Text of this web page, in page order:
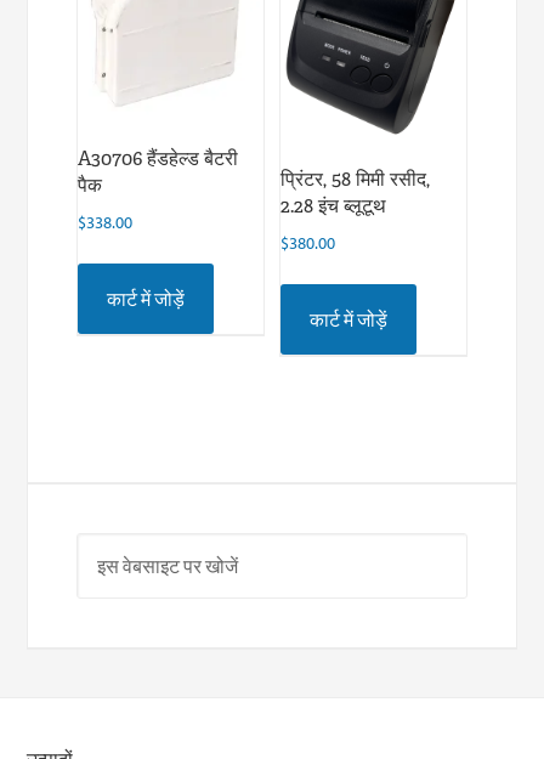
A30706 हैंडहेल्ड बैटरी
पैक
$338.00
कार्ट में जोड़ें
प्रिंटर, 58 मिमी रसीद,
2.28 इंच ब्लूटूथ
$380.00
कार्ट में जोड़ें